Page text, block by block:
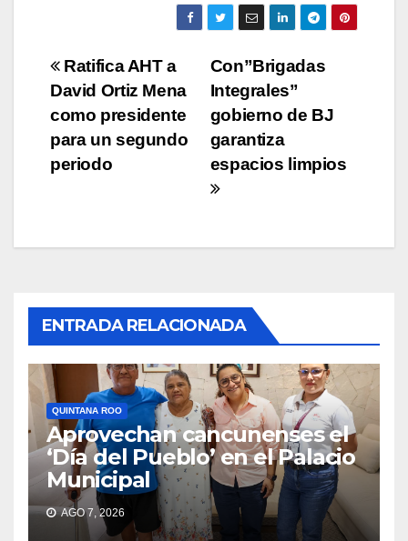
Navegación
de
entradas
Con”Brigadas
Integrales”
gobierno de BJ
garantiza
espacios limpios
Ratifica AHT a
David Ortiz Mena
como presidente
para un segundo
periodo
ENTRADA RELACIONADA
QUINTANA ROO
Aprovechan cancunenses el
‘Día del Pueblo’ en el Palacio
Municipal
AGO 7, 2026